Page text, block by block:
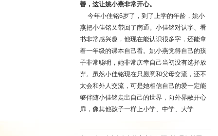
善，这让姚小燕非常开心。
今年小佳铭6岁了，到了上学的年龄，姚小
燕把小佳铭又带回了南通。小佳铭对认字、看
书非常感兴趣，他现在能认识很多字，还能拿
着一年级的课本自己看。姚小燕觉得自己的孩
子非常聪明，她非常庆幸自己当初没有选择放
弃。虽然小佳铭现在只愿意和父母交流，还不
太会和外人交流，可是她相信自己的爱一定能
够伴随小佳铭走出自己的世界，向外界敞开心
扉，像其他孩子一样上小学、中学、大学……